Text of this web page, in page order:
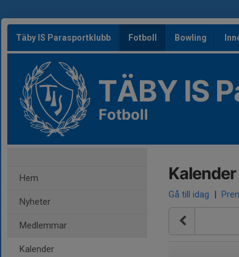
Täby IS Parasportklubb Fotboll Bowling
TÄBY IS
Fotboll
Hem
Nyheter
Medlemmar
Kalender
Kalender
Gå till idag |